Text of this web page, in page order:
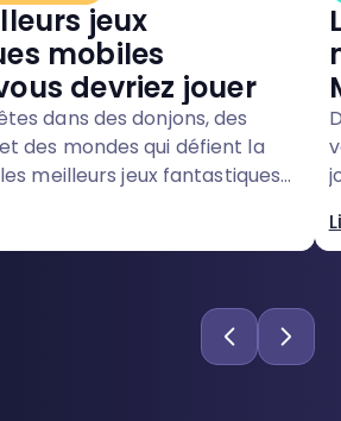
jeux
mobiles
devriez jouer
dans des donjons, des
des mondes qui défient la
meilleurs jeux fantastiques